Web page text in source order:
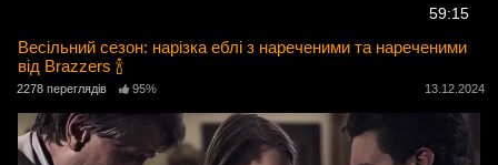
59:15
Весільний сезон: нарізка еблі з нареченими та нареченими
від Brazzers 🍾
2278 переглядів 95% 13.12.2024